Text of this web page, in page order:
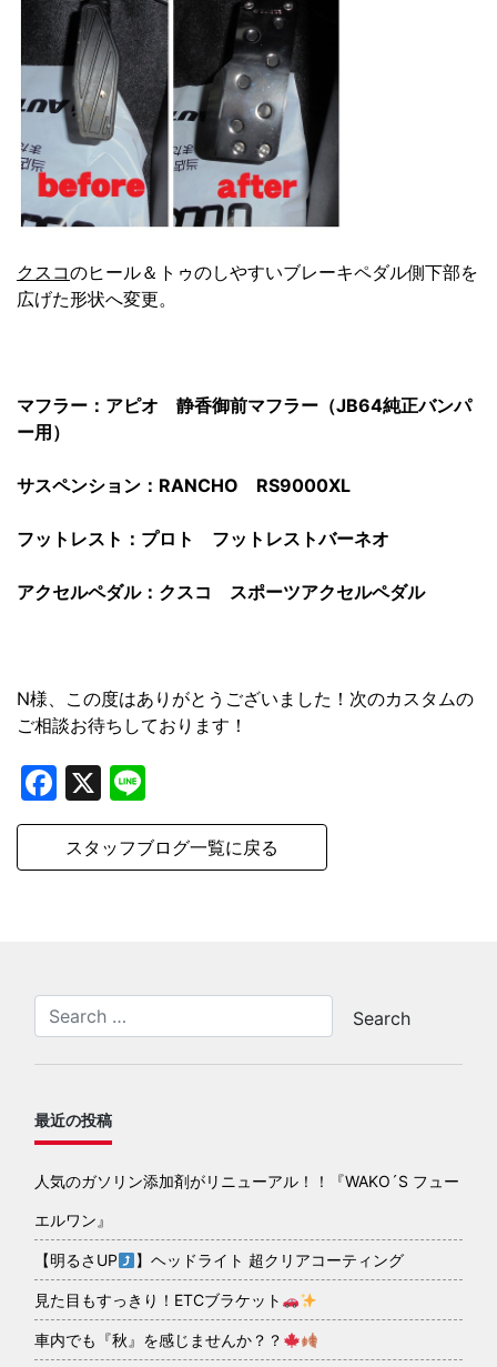
クスコのヒール＆トゥのしやすいブレーキペダル側下部を
広げた形状へ変更。
マフラー：アピオ 静香御前マフラー（JB64純正バンパ
ー用）
サスペンション：RANCHO RS9000XL
フットレスト：プロト フットレストバーネオ
アクセルペダル：クスコ スポーツアクセルペダル
N様、この度はありがとうございました！次のカスタムの
ご相談お待ちしております！
Facebook
X
スタッフブログ一覧に戻る
最近の投稿
人気のガソリン添加剤がリニューアル！！『WAKO´S フュー
エルワン』
【明るさUP 】ヘッドライト 超クリアコーティング
見た目もすっきり！ETCブラケット
車内でも『秋』を感じませんか？？